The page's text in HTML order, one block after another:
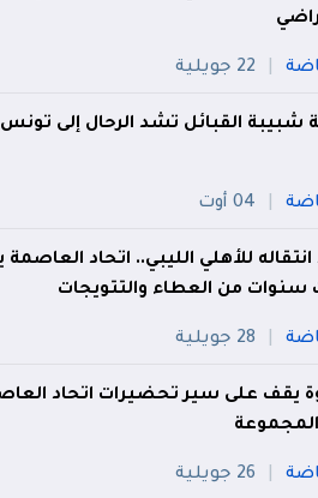
22 جويلية
شبيبة القبائل تشد الرحال إلى تونس
04 أوت
انتقاله للأهلي الليبي.. اتحاد
سنوات من العطاء والتتويجات
28 جويلية
يقف على سير تحضيرات اتحاد
26 جويلية